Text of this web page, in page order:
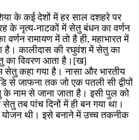
के कई देशों में हर साल दशहरे पर
के नृत्य-नाटकों में सेतु बंधन का वर्णन
रामायण में तो है ही, महाभारत में
है। कालीदास की रघुवंश में सेतु का
का विवरण आता है।[ख]
सेतु कहा गया है। नासा और भारतीय
से जाफना तक जो एक पतली सी द्वीपों
नाम से जाना जाता है। इसी पुल को
तब पांच दिनों में ही बन गया था।
योजन थी। इसे बनाने में उच्च तकनीक